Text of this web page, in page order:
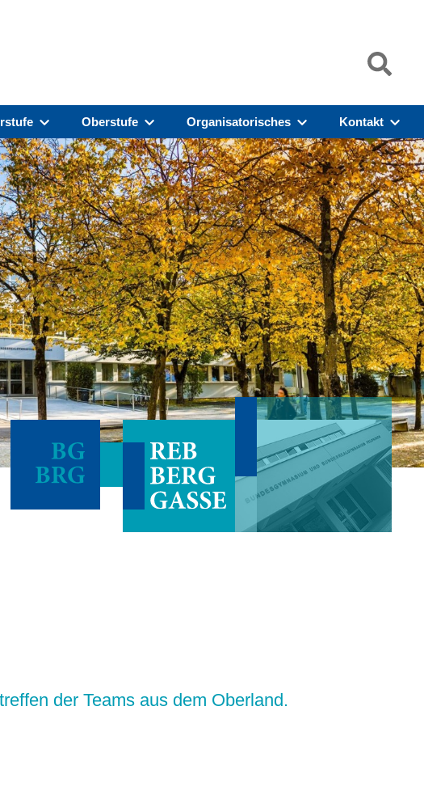
Oberstufe Organisatorisches Kontakt
der Teams aus dem Oberland.